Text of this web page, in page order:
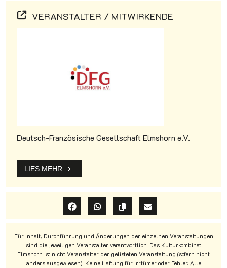
VERANSTALTER / MITWIRKENDE
Deutsch-Französische Gesellschaft Elmshorn e.V.
LIES MEHR
Für Inhalt, Durchführung und Änderungen der einzelnen Veranstaltungen
sind die jeweiligen Veranstalter verantwortlich. Das Kulturkombinat
Elmshorn ist nicht Veranstalter der gelisteten Veranstaltung (sofern nicht
anders ausgewiesen). Keine Haftung für Irrtümer oder Fehler. Alle